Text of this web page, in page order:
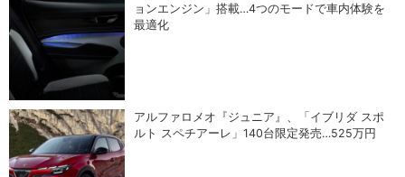
ョンエンジン」搭載…4つのモードで車内体験を
最適化
アルファロメオ『ジュニア』、「イブリダ スポ
ルト スペチアーレ」140台限定発売…525万円